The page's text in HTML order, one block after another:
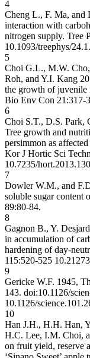
4
Cheng L., F. Ma, and
interaction with
nitrogen supply. Tree
10.1093/treephys/
5
Choi G.L., M.W.
Roh, and Y.I. Kang
the growth of juvenile
Bio Env Con 21:317-
6
Choi S.T., D.S. Park,
Tree growth and
persimmon as
Kor J Hortic Sci
10.7235/
7
Dowler W.M., and
soluble sugar content
89:80-84.
8
Gagnon B., Y.
in accumulation of
hardening of day-
115:520-525
9
Gericke W.F. 1945,
143. doi:10.1126/
10.1126/
10
Han J.H., H.H. Han,
H.C. Lee, I.M. Choi,
on fruit yield, reserve